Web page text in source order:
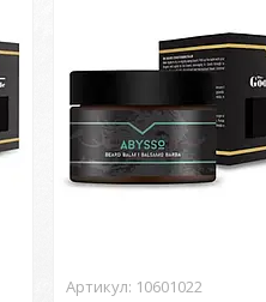
10601022